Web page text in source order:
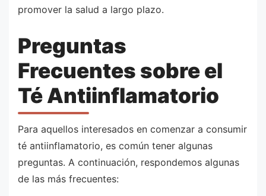
promover la salud a largo plazo.
Preguntas
Frecuentes sobre el
Té Antiinflamatorio
Para aquellos interesados en comenzar a consumir
té antiinflamatorio, es común tener algunas
preguntas. A continuación, respondemos algunas
de las más frecuentes: